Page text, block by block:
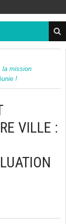
la mission
!
VILLE :